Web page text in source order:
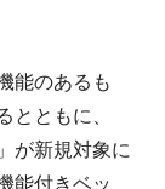
能のあるも
とともに、
が新規対象に
能付きベッ